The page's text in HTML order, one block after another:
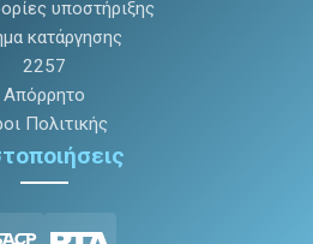
υποστήριξης
κατάργησης
2257
Απόρρητο
Πολιτικής